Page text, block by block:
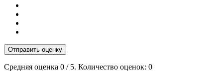
Отправить оценку
Средняя оценка 0 / 5. Количество оценок: 0